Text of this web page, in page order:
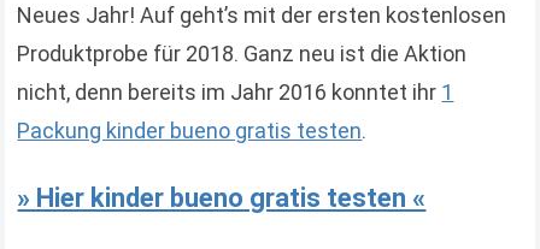
Neues Jahr! Auf geht’s mit der ersten kostenlosen
Produktprobe für 2018. Ganz neu ist die Aktion
nicht, denn bereits im Jahr 2016 konntet ihr 1
Packung kinder bueno gratis testen.
» Hier kinder bueno gratis testen «